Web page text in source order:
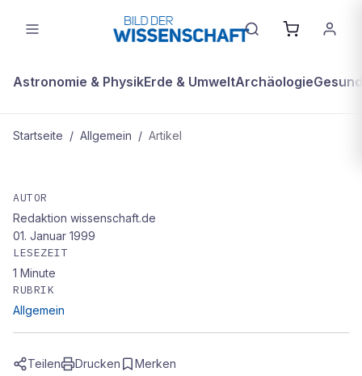
Astronomie & PhysikErde & UmweltArchäologie
Startseite / Allgemein / Artikel
Umweltschutz – nein danke
AUTOR
Redaktion wissenschaft.de
01. Januar 1999
LESEZEIT
1 Minute
RUBRIK
Allgemein
Teilen Drucken Merken